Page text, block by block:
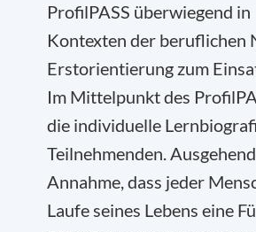
ProfilPASS überwiegend in
Kontexten der beruflichen
Erstorientierung zum
Im Mittelpunkt des
die individuelle
Teilnehmenden.
Annahme, dass jeder
Laufe seines Lebens eine